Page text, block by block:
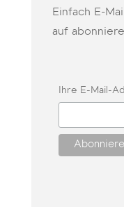
Einfach E-
auf
Ihre E-Mail-